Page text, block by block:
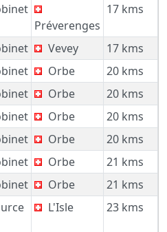
Préverenges
17 kms
Vevey
17 kms
Orbe
20 kms
Orbe
20 kms
Orbe
20 kms
Orbe
20 kms
Orbe
21 kms
Orbe
21 kms
L'Isle 23 kms